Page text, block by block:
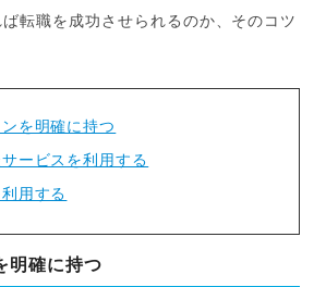
転職を成功させられるのか、そのコツ
を明確に持つ
ービスを利用する
用する
明確に持つ